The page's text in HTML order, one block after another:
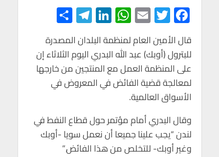
F
ac
e
b
o
o
k
T
wi
tt
er
E
m
ail
W
h
at
s
A
p
Li
n
ke
dI
n
Te
le
gr
a
m
h
ar
e
قال الأمين العام لمنظمة البلدان المصدرة
للبترول (أوبك) عبد الله البدري اليوم الثلاثاء إن
على المنظمة العمل مع المنتجين من خارجها
لمعالجة قضية الفائض في المعروض في
الأسواق العالمية.
وقال البدري أمام مؤتمر حول قطاع النفط في
لندن “يجب علينا جميعا أن نعمل سويا -أوبك
وغير أوبك- للتخلص من هذا الفائض.”